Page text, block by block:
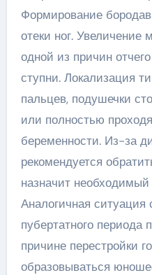
Формирование
отеки ног. Увеличение
одной из причин
ступни. Локализация
пальцев, подушечки
или полностью
беременности. Из-за
рекомендуется
назначит
Аналогичная
пубертатного периода
причине перестройки
образовываться